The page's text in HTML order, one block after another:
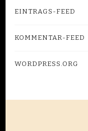
EINTRAGS-FEED
KOMMENTAR-FEED
WORDPRESS.ORG